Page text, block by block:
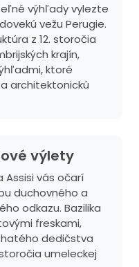
výhľady vylezte
vežu Perugie.
z 12. storočia
krajín,
ktoré
architektonickú
výlety
Assisi vás očarí
duchovného a
odkazu. Bazilika
freskami,
dedičstva
umeleckej